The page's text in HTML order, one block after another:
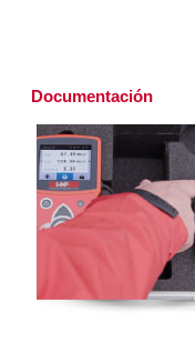
Documentación